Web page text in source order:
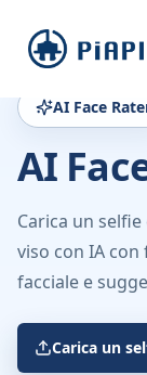
piapi
AI Face
AI
Carica un
viso con IA
facciale e
Carica un